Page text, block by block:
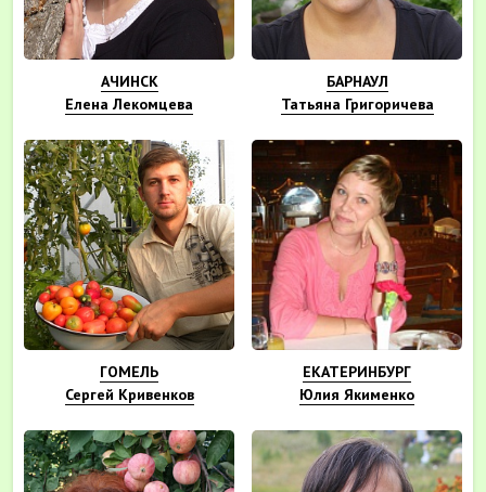
АЧИНСК
Елена Лекомцева
БАРНАУЛ
Татьяна Григоричева
ГОМЕЛЬ
Сергей Кривенков
ЕКАТЕРИНБУРГ
Юлия Якименко